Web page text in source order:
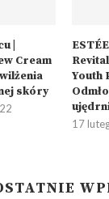
|
Cream
skóry
Youth
17